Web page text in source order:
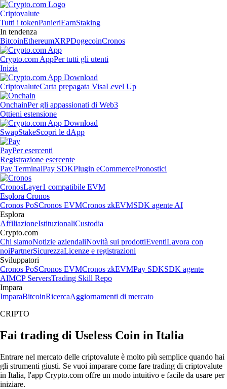
Criptovalute
Tutti i tokenPanieriEarnStaking
In tendenza
BitcoinEthereumXRPDogecoinCronos
Crypto.com AppPer tutti gli utenti
Inizia
CriptovaluteCarta prepagata VisaLevel Up
OnchainPer gli appassionati di Web3
Ottieni estensione
SwapStakeScopri le dApp
PayPer esercenti
Registrazione esercente
Pay TerminalPay SDKPlugin eCommercePronostici
CronosLayer1 compatibile EVM
Esplora Cronos
Cronos PoSCronos EVMCronos zkEVMSDK agente AI
Esplora
AffiliazioneIstituzionaliCustodia
Crypto.com
Chi siamoNotizie aziendaliNovità sui prodottiEventiLavora con
noiPartnerSicurezzaLicenze e registrazioni
Sviluppatori
Cronos PoSCronos EVMCronos zkEVMPay SDKSDK agente
AIMCP ServersTrading Skill Repo
Impara
ImparaBitcoinRicercaAggiornamenti di mercato
CRIPTO
Fai trading di Useless Coin in Italia
Entrare nel mercato delle criptovalute è molto più semplice quando hai
gli strumenti giusti. Se vuoi imparare come fare trading di criptovalute
in Italia, l'app Crypto.com offre un modo intuitivo e facile da usare per
iniziare.